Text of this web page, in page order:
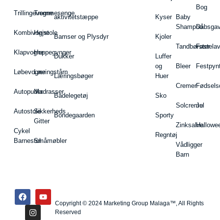
Trillingevogne
Kombivogne
Klapvogne
Løbevogne
Autopuder
Autostole
Cykel
Barnestol
Tremmesenge
Højstole
Hoppegynger
Læringstårn
Madrasser
Sikkerheds
Gitter
Småmøbler
aktivitetstæppe
Bamser og Plysdyr
Dukker
Læringsbøger
Badelegetøj
Bondegaarden
Kyser
Kjoler
Luffer
og
Huer
Sko
Sporty
Regntøj
Baby
Shampoo
Tandbørster
Bleer
Cremer
Solcreme
Zinksalve
Vådligger
Barn
Bog
Jul
Copyright © 2024 Marketing Group Malaga™, All Rights
Reserved